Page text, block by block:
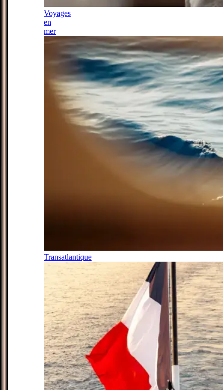
Voyages
en
mer
Transatlantique